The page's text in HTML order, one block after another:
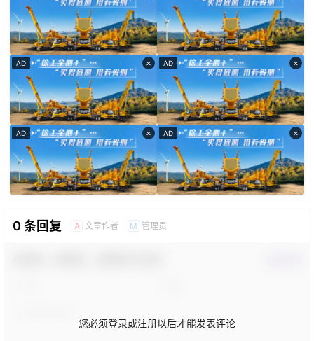
×
AD ×
AD
×
AD ×
AD
0 条回复 A 文章作者 M 管理员
您必须登录或注册以后才能发表评论